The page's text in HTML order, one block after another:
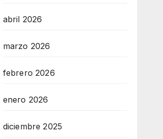
abril 2026
marzo 2026
febrero 2026
enero 2026
diciembre 2025